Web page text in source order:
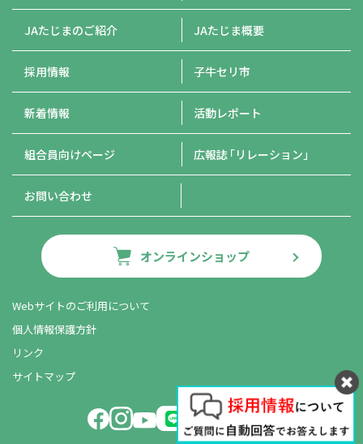
JAたじまのご紹介 JAたじま概要
採用情報 子牛セリ市
新着情報 活動レポート
組合員向けページ 広報誌「リレーション」
お問い合わせ
オンラインショップ
Webサイトのご利用について
個人情報保護方針
リンク
サイトマップ
LINE友だち追加